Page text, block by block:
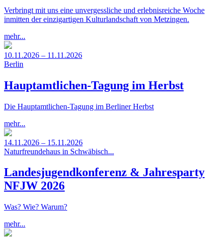
Verbringt mit uns eine unvergessliche und erlebnisreiche Woche
inmitten der einzigartigen Kulturlandschaft von Metzingen.
mehr...
10.11.2026 – 11.11.2026
Berlin
Hauptamtlichen-Tagung im Herbst
Die Hauptamtlichen-Tagung im Berliner Herbst
mehr...
14.11.2026 – 15.11.2026
Naturfreundehaus in Schwäbisch...
Landesjugendkonferenz & Jahresparty
NFJW 2026
Was? Wie? Warum?
mehr...